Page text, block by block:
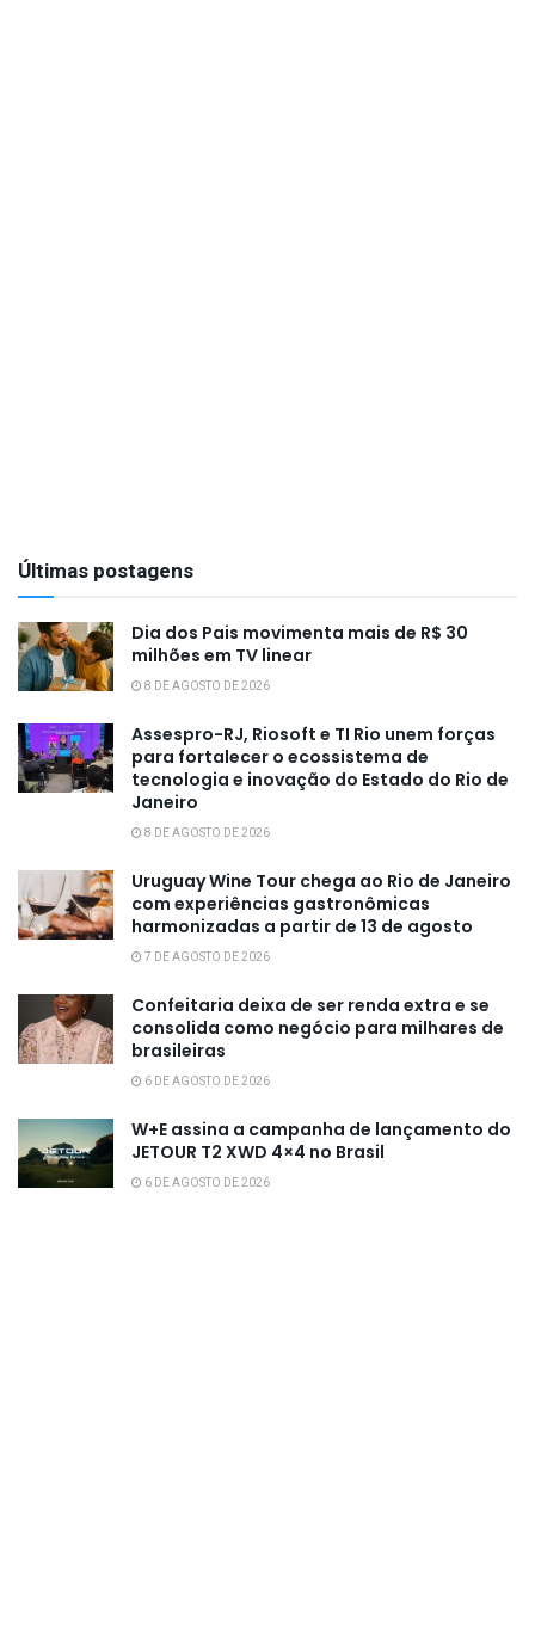
Últimas postagens
Dia dos Pais movimenta mais de R$ 30
milhões em TV linear
8 DE AGOSTO DE 2026
Assespro-RJ, Riosoft e TI Rio unem forças
para fortalecer o ecossistema de
tecnologia e inovação do Estado do Rio de
Janeiro
8 DE AGOSTO DE 2026
Uruguay Wine Tour chega ao Rio de Janeiro
com experiências gastronômicas
harmonizadas a partir de 13 de agosto
7 DE AGOSTO DE 2026
Confeitaria deixa de ser renda extra e se
consolida como negócio para milhares de
brasileiras
6 DE AGOSTO DE 2026
W+E assina a campanha de lançamento do
JETOUR T2 XWD 4×4 no Brasil
6 DE AGOSTO DE 2026